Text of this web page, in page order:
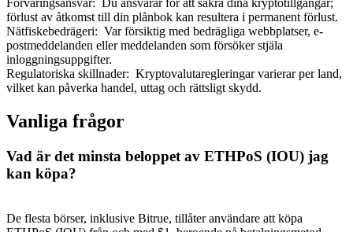
Bitrue Affiliates
Förvaringsansvar: Du ansvarar för att säkra dina kryptotillgångar;
förlust av åtkomst till din plånbok kan resultera i permanent förlust.
Nätfiskebedrägeri: Var försiktig med bedrägliga webbplatser, e-
postmeddelanden eller meddelanden som försöker stjäla
inloggningsuppgifter.
Regulatoriska skillnader: Kryptovalutaregleringar varierar per land,
vilket kan påverka handel, uttag och rättsligt skydd.
Vanliga frågor
Vad är det minsta beloppet av ETHPoS (IOU) jag
kan köpa?
De flesta börser, inklusive Bitrue, tillåter användare att köpa